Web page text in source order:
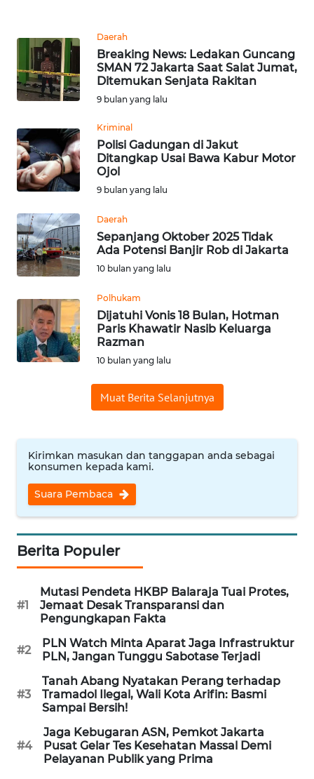
Daerah
Breaking News: Ledakan Guncang
SMAN 72 Jakarta Saat Salat Jumat,
Ditemukan Senjata Rakitan
9 bulan yang lalu
Kriminal
Polisi Gadungan di Jakut
Ditangkap Usai Bawa Kabur Motor
Ojol
9 bulan yang lalu
Daerah
Sepanjang Oktober 2025 Tidak
Ada Potensi Banjir Rob di Jakarta
10 bulan yang lalu
Polhukam
Dijatuhi Vonis 18 Bulan, Hotman
Paris Khawatir Nasib Keluarga
Razman
10 bulan yang lalu
Muat Berita Selanjutnya
Kirimkan masukan dan tanggapan anda sebagai
konsumen kepada kami.
Suara Pembaca
Berita Populer
#1
Mutasi Pendeta HKBP Balaraja Tuai Protes,
Jemaat Desak Transparansi dan
Pengungkapan Fakta
#2
PLN Watch Minta Aparat Jaga Infrastruktur
PLN, Jangan Tunggu Sabotase Terjadi
#3
Tanah Abang Nyatakan Perang terhadap
Tramadol Ilegal, Wali Kota Arifin: Basmi
Sampai Bersih!
#4
Jaga Kebugaran ASN, Pemkot Jakarta
Pusat Gelar Tes Kesehatan Massal Demi
Pelayanan Publik yang Prima
WN
SAMOSIR
WN
LAWAS
WN
SUMEDANG
WN
CIANJUR
WN
SERIBU
WN
TANGERANG
CIREBON
WN
WN
WN
MAJALENGKA
WN
WN
SUKABUMI
WN